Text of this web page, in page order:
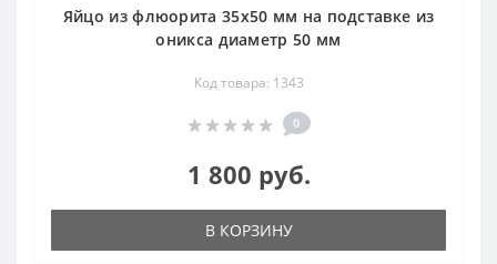
Яйцо из флюорита 35х50 мм на подставке из
оникса диаметр 50 мм
Код товара: 1343
0
1 800 руб.
В КОРЗИНУ